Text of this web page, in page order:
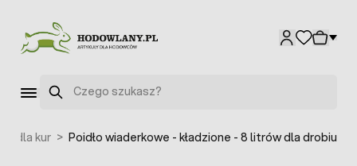
Szukaj
dla kur > Poidło wiaderkowe - kładzione - 8 litrów dla drobiu